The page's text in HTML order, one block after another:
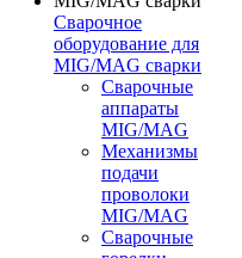
Сварочное
оборудование для
MIG/MAG сварки
Сварочные
аппараты
MIG/MAG
Механизмы
подачи
проволоки
MIG/MAG
Сварочные